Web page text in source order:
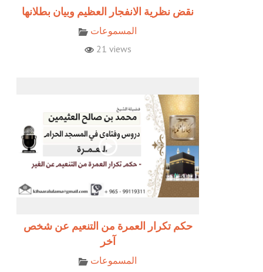
نقض نظرية الانفجار العظيم وبيان بطلانها
المسموعات
21 views
حكم تكرار العمرة من التنعيم عن شخص
آخر
المسموعات